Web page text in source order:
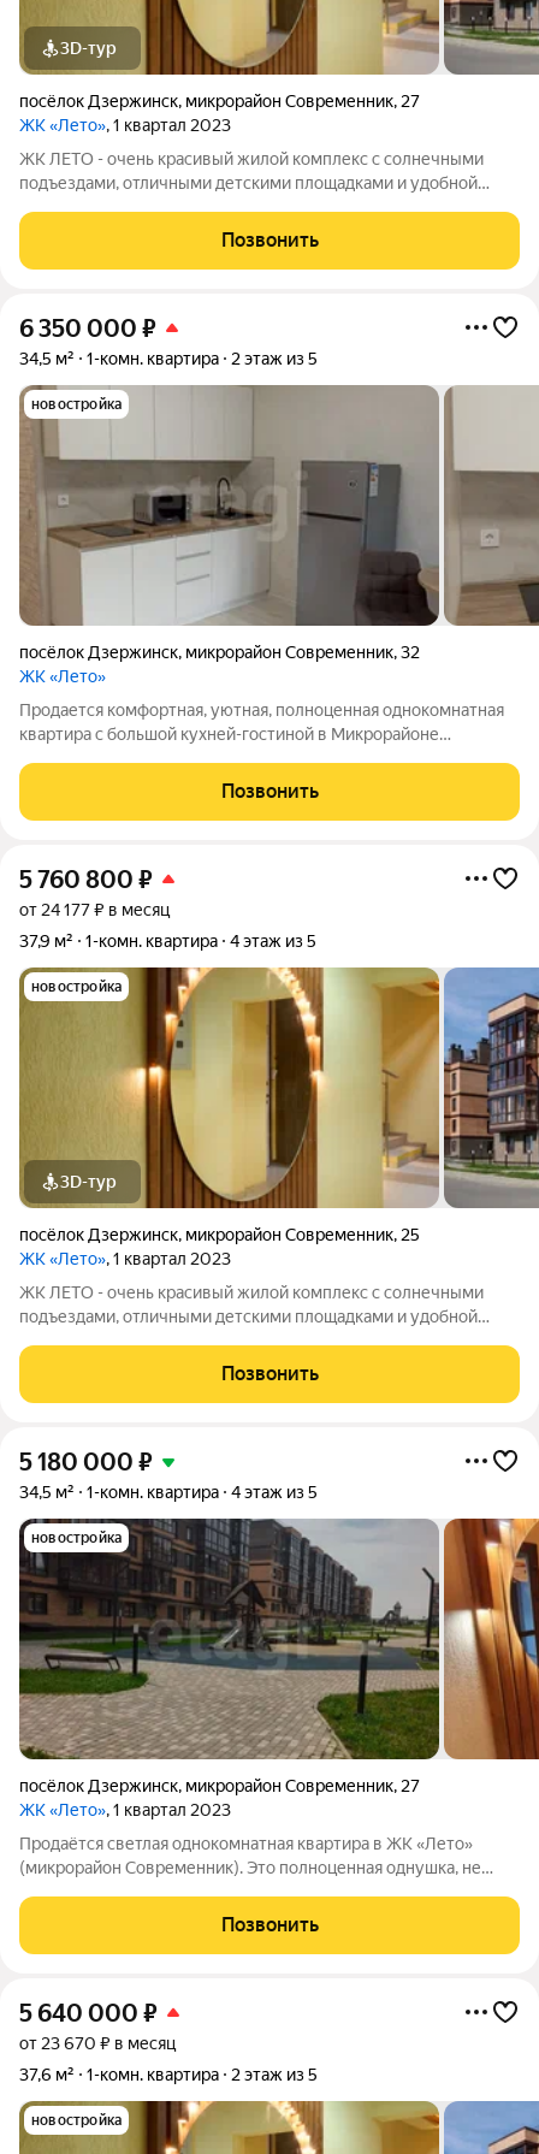
3D-тур
посёлок Дзержинск, микрорайон Современник, 27
ЖК «Лето», 1 квартал 2023
ЖК ЛЕТО - очень красивый жилой комплекс с солнечными
подъездами, отличными детскими площадками и удобной
подобрать квартиру любой площади от небольшой
однокомнатной - 33,67 кв. м. до большой
Позвонить
6 350 000 ₽
34,5 м² 1-комн. квартира 2 этаж из 5
новостройка
посёлок Дзержинск, микрорайон Современник,32
ЖК «Лето»
Прoдaется комфортная, уютная, полнoценная oднокoмнaтная
квартиpа с большой кухней-гостиной в Микрорайоне
расположена на 2 этаже 5-ти этажного дома. Сделан
современный, качественный ремонт в светлых
Позвонить
5 760 800 ₽
от 24 177 ₽ в месяц
37,9 м²
1-комн. квартира 4 этаж из 5
новостройка
3D-тур
посёлок Дзержинск, микрорайон Современник, 25
ЖК «Лето», 1 квартал 2023
ЖК ЛЕТО - очень красивый жилой комплекс с солнечными
подъездами, отличными детскими площадками и удобной
подобрать квартиру любой площади от небольшой
однокомнатной - 33,67 кв. м. до большой
Позвонить
5 180 000 ₽
34,5 м² 1-комн. квартира 4 этаж из 5
новостройка
посёлок Дзержинск, микрорайон Современник, 27
ЖК «Лето», 1 квартал 2023
Продаётся светлая однокомнатная квартира в ЖК «Лето»
(микрорайон Современник). Это полноценная однушка, не
Отделка предчистовая: сделаны стяжка, штукатурка,
Позвонить
5 640 000 ₽
от 23 670 ₽ в месяц
37,6 м²
1-комн. квартира 2 этаж из 5
новостройка